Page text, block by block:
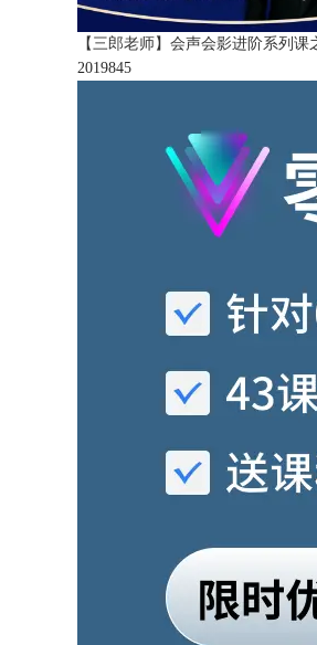
【三郎老师】会声会影进阶系列课
2019845